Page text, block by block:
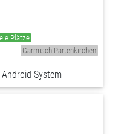
Plätze
Garmisch-Partenkirchen
System